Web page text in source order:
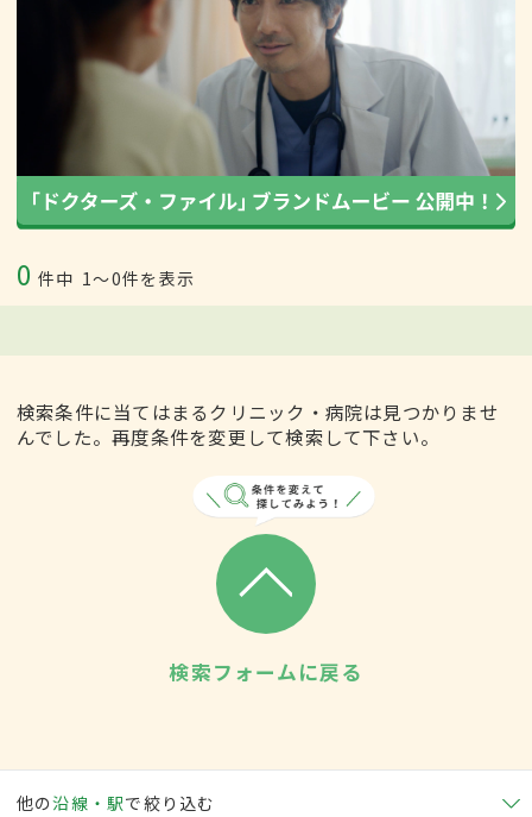
0 件中 1〜0件を表示
検索条件に当てはまるクリニック・病院は見つかりませ
んでした。再度条件を変更して検索して下さい。
検索フォームに戻る
他の沿線・駅で絞り込む